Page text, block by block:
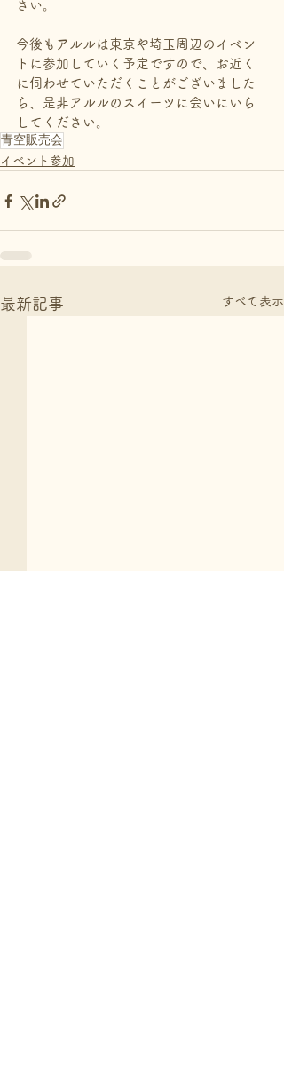
さい。
今後もアルルは東京や埼玉周辺のイベン
トに参加していく予定ですので、お近く
に伺わせていただくことがございました
ら、是非アルルのスイーツに会いにいら
してください。
青空販売会
イベント参加
最新記事 すべて表示